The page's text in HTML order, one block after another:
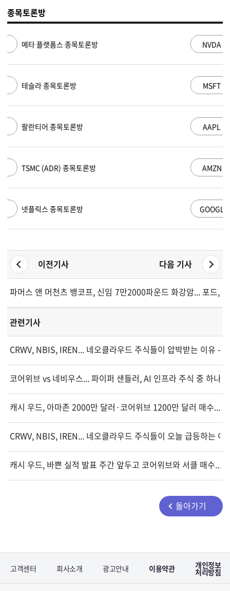
종목토론방
NVDA 엔비디아 종목토론방
MSFT 마이크로소프트 종목토론방
AAPL 애플 종목토론방
AMZN 아마존 닷컴 종목토론방
GOOGL 알파벳 A 종목토론방
이전기사 다음 기사
파머스 앤 머천츠 뱅코프, 신임 이사 선임7만2000파운드 화강암... 포드,
관련기사
CRWV, NBIS, IREN... 네오클라우드 주식들이 압박받는 이유 -
코어위브 vs 네비우스... 파이퍼 샌들러, AI 인프라 주식 중 하나
캐시 우드, 아마존 2000만 달러·코어위브 1200만 달러 매수...
CRWV, NBIS, IREN... 네오클라우드 주식들이 오늘 급등하는 이
캐시 우드, 바쁜 실적 발표 주간 앞두고 코어위브와 서클 매수...
돌아가기
고객센터 회사소개 광고안내 이용약관 개인정보
처리방침